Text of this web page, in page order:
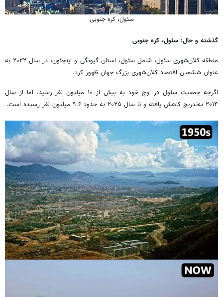
سئول، کره جنوبی
گذشته و حال: سئول، کره جنوبی
منطقه کلان‌شهری سئول، شامل سئول، استان گیونگی و اینچئون، در سال ۲۰۲۲ به
عنوان ششمین اقتصاد کلان‌شهری بزرگ جهان ظهور کرد.
اگرچه جمعیت سئول در اوج خود به بیش از ۱۰ میلیون نفر رسید، اما از سال
۲۰۱۴ به‌تدریج کاهش یافته و تا سال ۲۰۲۵ به حدود ۹.۶ میلیون نفر رسیده است.